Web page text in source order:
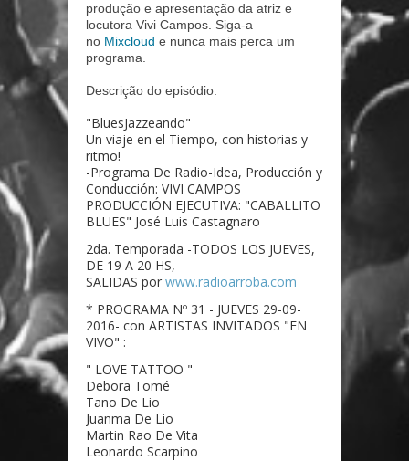
produção e apresentação da atriz e
locutora Vivi Campos. Siga-a
no Mixcloud e nunca mais perca um
programa.
Descrição do episódio:
"BluesJazzeando"
Un viaje en el Tiempo, con historias y
ritmo!
-Programa De Radio-Idea, Producción y
Conducción: VIVI CAMPOS
PRODUCCIÓN EJECUTIVA: "CABALLITO
BLUES" José Luis Castagnaro
2da. Temporada -TODOS LOS JUEVES,
DE 19 A 20 HS,
SALIDAS por www.radioarroba.com
* PROGRAMA Nº 31 - JUEVES 29-09-
2016- con ARTISTAS INVITADOS "EN
VIVO" :
" LOVE TATTOO "
Debora Tomé
Tano De Lio
Juanma De Lio
Martin Rao De Vita
Leonardo Scarpino